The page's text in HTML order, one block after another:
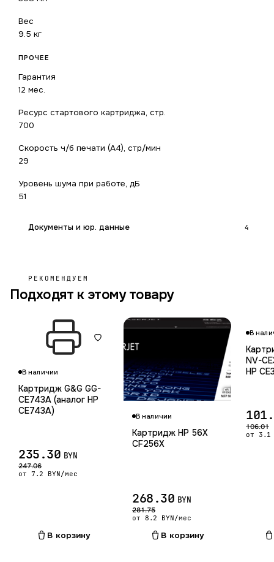
Вес
9.5 кг
ПРОЧЕЕ
Гарантия
12 мес.
Ресурс стартового картриджа, стр.
700
Скорость ч/б печати (А4), стр/мин
29
Уровень шума при работе, дБ
51
Документы и юр. данные 4
РЕКОМЕНДУЕМ
Подходят к этому товару
В наличии
Картридж G&G GG-
CE743A (аналог HP
CE743A)
235.30 BYN
247.06
от 7.2 BYN/мес
В корзину
В наличии
Картридж HP 56X
CF256X
268.30 BYN
281.75
от 8.2 BYN/мес
В корзину
В
NV-
HP
106.01
от 3.1